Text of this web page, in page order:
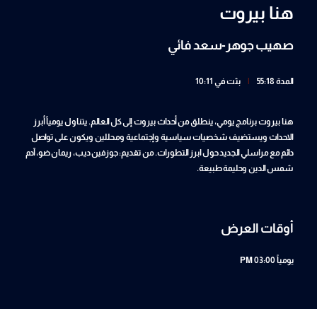
هنا بيروت
صهيب جوهر-سعد فائي
المدة 55:18 بثت في 10:11
هنا بيروت برنامج يومي، ينطلق من أحداث بيروت إلى كل العالم. يتناول يومياً أبرز
الاحداث ويستضيف شخصيات سياسية وإجتماعية ومحللين ويكون على تواصل
دائم مع مراسلي الجديد حول ابرز التطورات. من تقديم: جوزفين ديب، ريمان ضو، آدم
شمس الدين وحليمة طبيعة.
أوقات العرض
يومياً03:00 PM